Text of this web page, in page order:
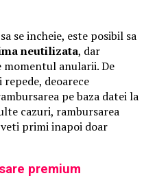
se incheie, este posibil sa
neutilizata, dar
anularii. De
deoarece
pe baza datei la
cazuri, rambursarea
primi inapoi doar
premium